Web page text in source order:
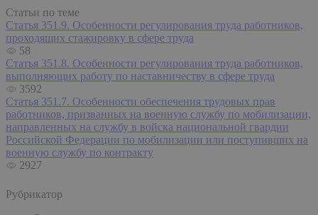
Статьи по теме
Статья 351.9. Особенности регулирования труда работников,
проходящих стажировку в сфере труда
58
Статья 351.8. Особенности регулирования труда работников,
выполняющих работу по наставничеству в сфере труда
3592
Статья 351.7. Особенности обеспечения трудовых прав
работников, призванных на военную службу по мобилизации,
направленных на службу в войска национальной гвардии
Российской Федерации по мобилизации или поступивших на
военную службу по контракту
2927
Рубрикатор